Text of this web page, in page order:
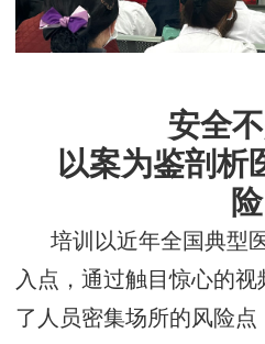
安全
以案为鉴剖析
险
培训以近年全国典型
入点，通过触目惊心的
了人员密集场所的风险点